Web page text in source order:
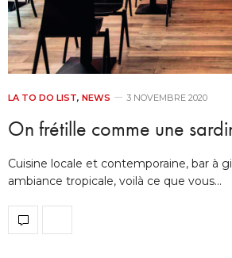
LA TO DO LIST, NEWS 3 NOVEMBRE 2020
On frétille comme une
Cuisine locale et contemporaine, bar à
ambiance tropicale, voilà ce que vous…